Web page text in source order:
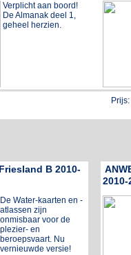
Verplicht aan boord!
De Almanak deel 1,
geheel herzien.
Prijs:
B 2010-
De Water-kaarten en -
atlassen zijn
onmisbaar voor de
plezier- en
beroepsvaart. Nu
vernieuwde versie!
2010-